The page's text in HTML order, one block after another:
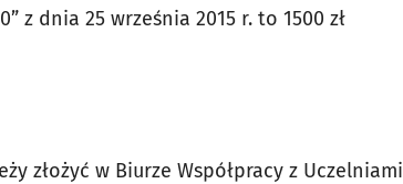
z dnia 25 września 2015 r. to 1500 zł
złożyć w Biurze Współpracy z Uczelniami